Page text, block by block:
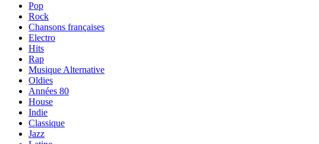
Pop
Rock
Chansons françaises
Electro
Hits
Rap
Musique Alternative
Oldies
Années 80
House
Indie
Classique
Jazz